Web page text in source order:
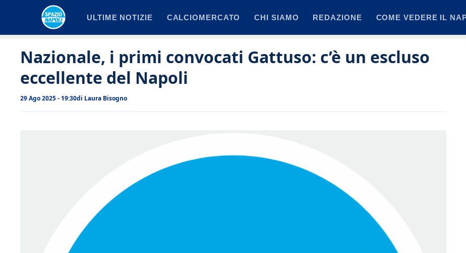
ULTIME NOTIZIE CALCIOMERCATO CHI SIAMO REDAZIONE COME VEDERE IL
Nazionale, i primi convocati Gattuso: c’è un escluso
eccellente del Napoli
29 Ago 2025 - 19:30di Laura Bisogno